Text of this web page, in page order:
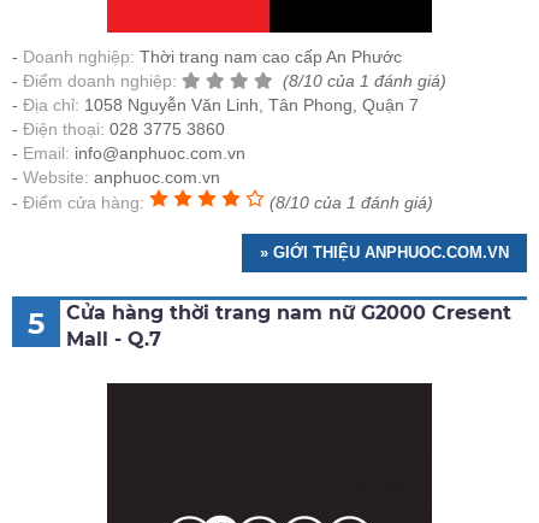
Doanh nghiệp: Thời trang nam cao cấp An Phước
Điểm doanh nghiệp:
(8/10 của 1 đánh giá)
Địa chỉ: 1058 Nguyễn Văn Linh, Tân Phong, Quận 7
Điện thoại: 028 3775 3860
Email: info@anphuoc.com.vn
Website: anphuoc.com.vn
Điểm cửa hàng:
(8/10 của 1 đánh giá)
» GIỚI THIỆU ANPHUOC.COM.VN
5
Cửa hàng thời trang nam nữ G2000 Cresent
Mall - Q.7